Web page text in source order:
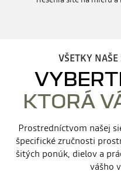
VŠETKY
KTORÁ
Prostredníctvom našej
špecifické zručnosti
šitých ponúk, dielov a
vášho